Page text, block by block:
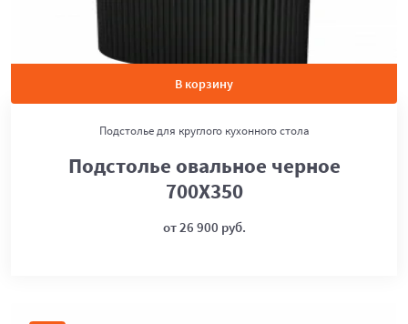
В корзину
Подстолье для круглого кухонного стола
Подстолье овальное черное
700Х350
от 26 900 руб.